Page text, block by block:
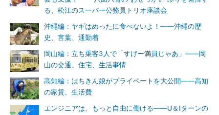
電脳交通 最高技術責任者
SESSION 最高技術責任者
テクノモバイル エンジニア
1978年 徳島県阿波市生まれ
1999年 阿南工業高等専門学校を卒業
る、松江のスーパー公務員トリオ座談会
沖縄編：ヤギはめったに食べないよ！――沖縄の歴
史、言葉、通勤着
岡山編：立ち乗客3人で「すげー満員じゃあ」――岡
山の交通、住宅、生活事情
高知編：はちきん娘がプライベートを大公開――高知
の家賃、生活費
エンジニアは、もっと自由に働ける――U＆Iターンの